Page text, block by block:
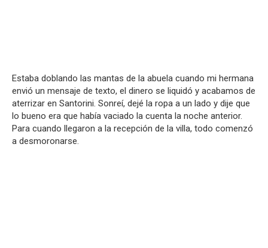
Estaba doblando las mantas de la abuela cuando mi hermana
envió un mensaje de texto, el dinero se liquidó y acabamos de
aterrizar en Santorini. Sonreí, dejé la ropa a un lado y dije que
lo bueno era que había vaciado la cuenta la noche anterior.
Para cuando llegaron a la recepción de la villa, todo comenzó
a desmoronarse.